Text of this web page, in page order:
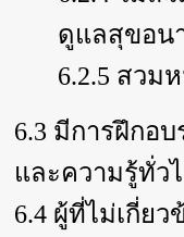
ดูแลสุขอน
6.2.5 สวม
6.3 มีการฝึกอ
และความรู้ทั่ว
6.4 ผู้ที่ไม่เกี่ย